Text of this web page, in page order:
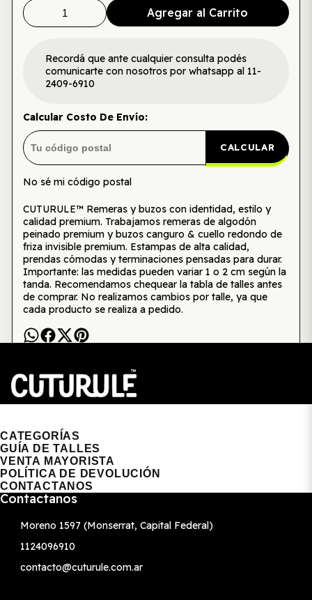
Agregar al Carrito
Recordá que ante cualquier consulta podés
comunicarte con nosotros por whatsapp al 11-
2409-6910
Calcular Costo De Envío:
CALCULAR
No sé mi código postal
CUTURULE™ Remeras y buzos con identidad, estilo y
calidad premium. Trabajamos remeras de algodón
peinado premium y buzos canguro & cuello redondo de
friza invisible premium. Estampas de alta calidad,
prendas cómodas y terminaciones pensadas para durar.
Importante: las medidas pueden variar 1 o 2 cm según la
tanda. Recomendamos chequear la tabla de talles antes
de comprar. No realizamos cambios por talle, ya que
cada producto se realiza a pedido.
CATEGORÍAS
GUÍA DE TALLES
VENTA MAYORISTA
POLÍTICA DE DEVOLUCIÓN
CONTACTANOS
Contactanos
Moreno 1597 (Monserrat, Capital Federal)
1124096910
contacto@cuturule.com.ar